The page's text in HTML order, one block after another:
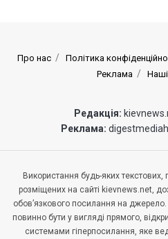
Про нас Політика
Реклама
Редакція:
Реклама:
Використання будь-яких текстових,
розміщених на сайті kievnews.net,
обов’язкового посилання на
повинно бути у вигляді прямого,
системами гіперпосилання, яке